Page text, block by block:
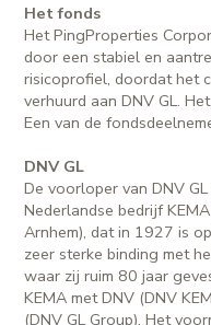
Het fonds
Het PingProperties
door een stabiel en
risicoprofiel, doordat het
verhuurd aan DNV GL.
Een van de
DNV GL
De voorloper van DNV
Nederlandse bedrijf
Arnhem), dat in 1927 is
zeer sterke binding met
waar zij ruim 80 jaar
KEMA met DNV (DNV
(DNV GL Group). Het